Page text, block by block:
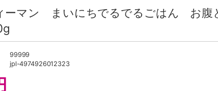
ーマン まいにちでるでるごはん お腹
99999
jpl-4974926012323